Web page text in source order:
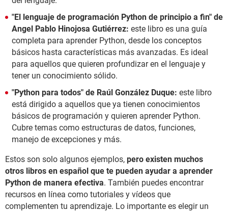
"El lenguaje de programación Python de principio a fin" de
Angel Pablo Hinojosa Gutiérrez: este libro es una guía
completa para aprender Python, desde los conceptos
básicos hasta características más avanzadas. Es ideal
para aquellos que quieren profundizar en el lenguaje y
tener un conocimiento sólido.
"Python para todos" de Raúl González Duque: este libro
está dirigido a aquellos que ya tienen conocimientos
básicos de programación y quieren aprender Python.
Cubre temas como estructuras de datos, funciones,
manejo de excepciones y más.
Estos son solo algunos ejemplos, pero existen muchos
otros libros en español que te pueden ayudar a aprender
Python de manera efectiva. También puedes encontrar
recursos en línea como tutoriales y vídeos que
complementen tu aprendizaje. Lo importante es elegir un